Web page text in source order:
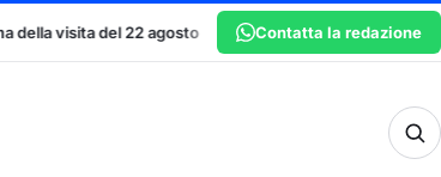
San Marino Talent Cup: la seconda edizione del
Contatta la redazione